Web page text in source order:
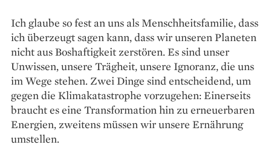
Ich glaube so fest an uns als Menschheits­familie, dass
ich überzeugt sagen kann, dass wir ­unseren Planeten
nicht aus Boshaftigkeit zerstören. Es sind unser
Unwissen, unsere Trägheit, unsere Ignoranz, die uns
im Wege stehen. Zwei Dinge sind entscheidend, um
gegen die Klimakatastrophe vorzugehen: Einerseits
braucht es eine Trans­formation hin zu erneuerbaren
Energien, zwei­tens müssen wir unsere Ernährung
umstellen.